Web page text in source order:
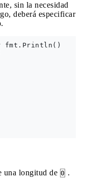
sin la necesidad
deberá especificar
fmt.Println()
una longitud de 0 .